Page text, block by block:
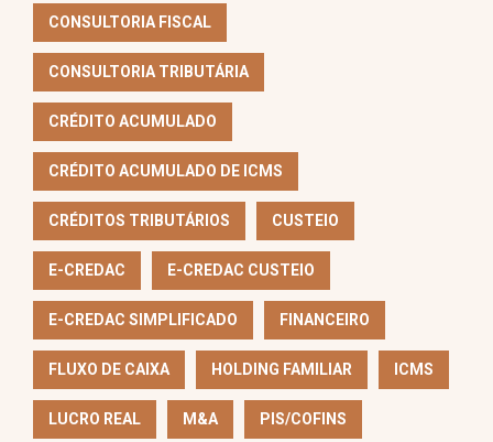
CONSULTORIA FISCAL
CONSULTORIA TRIBUTÁRIA
CRÉDITO ACUMULADO
CRÉDITO ACUMULADO DE ICMS
CRÉDITOS TRIBUTÁRIOS CUSTEIO
E-CREDAC E-CREDAC CUSTEIO
E-CREDAC SIMPLIFICADO FINANCEIRO
FLUXO DE CAIXA HOLDING FAMILIAR ICMS
LUCRO REAL M&A PIS/COFINS